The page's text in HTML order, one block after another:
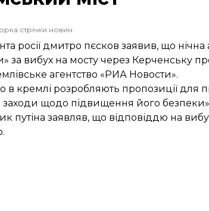
стрічки новин
росії дмитро пєсков заявив, що нічна
за вибух на мосту через Керченську
агентство «РИА Новости».
в кремлі розробляють пропозиції для
заходи щодо підвищення його
путіна заявляв, що відповіддю на